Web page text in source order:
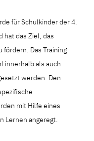
für Schulkinder der 4.
hat das Ziel, das
Das Training
innerhalb als auch
werden. Den
mit Hilfe eines
Lernen angeregt.